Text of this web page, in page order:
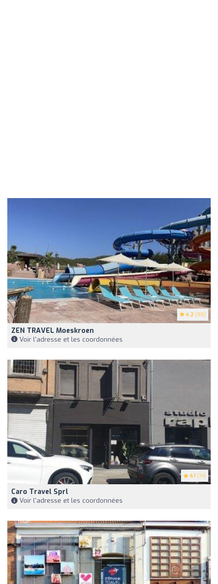
4.2 (98)
ZEN TRAVEL Moeskroen
Voir l'adresse et les coordonnées
4.1 (14)
Caro Travel Sprl
Voir l'adresse et les coordonnées